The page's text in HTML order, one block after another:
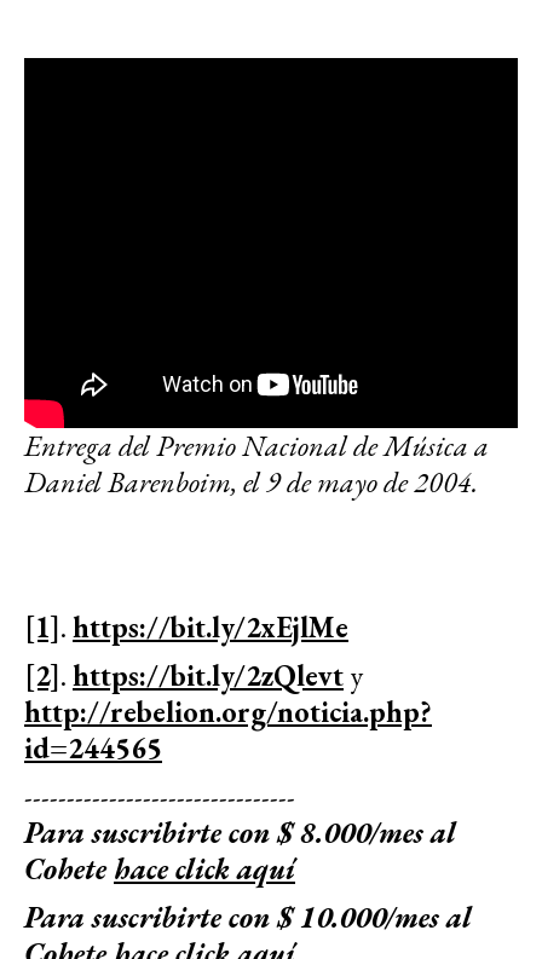
Entrega del Premio Nacional de Música a
Daniel Barenboim, el 9 de mayo de 2004.
[1].https://bit.ly/2xEjlMe
[2].https://bit.ly/2zQlevty
http://rebelion.org/noticia.php?
id=244565
--------------------------------
Para suscribirte con $ 8.000/mes al
Cohetehace click aquí
Para suscribirte con $ 10.000/mes al